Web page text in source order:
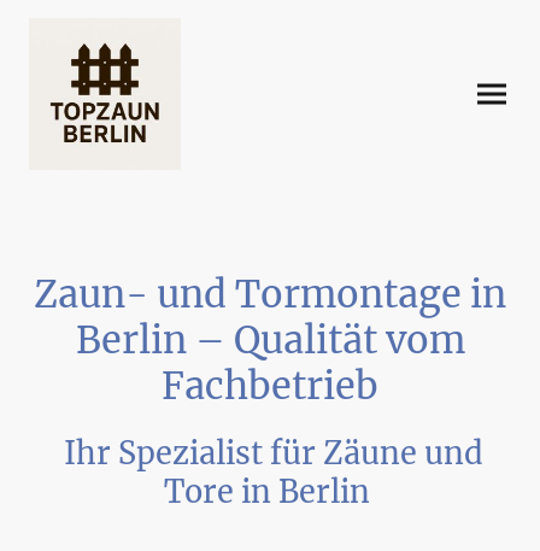
Zaun- und Tormontage in
Berlin – Qualität vom
Fachbetrieb
Ihr Spezialist für Zäune und
Tore in Berlin